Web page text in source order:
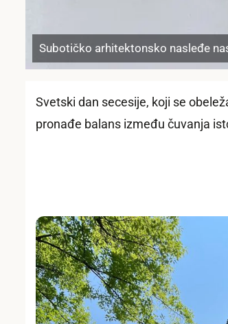
Subotičko arhitektonsko nasleđe
Svetski dan secesije, koji se
pronađe balans između čuvanja